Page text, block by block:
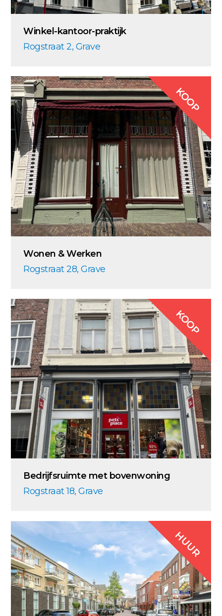
Winkel-kantoor-praktijk
Rogstraat 2, Grave
Wonen & Werken
Rogstraat 28, Grave
KOOP
Bedrijfsruimte met bovenwoning
Rogstraat 18, Grave
KOOP
HUUR